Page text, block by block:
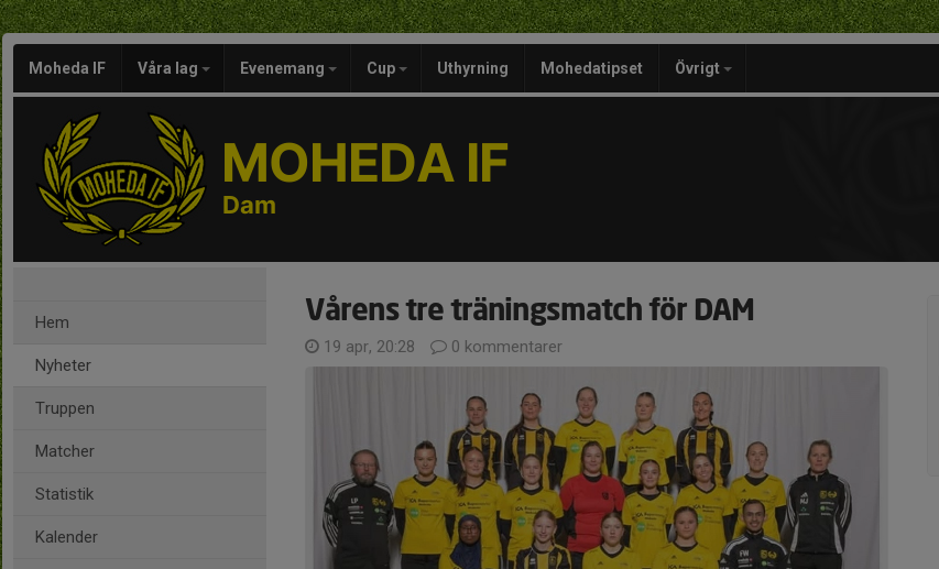
Moheda IF Våra lag Evenemang Cup Uthyrning Mohedatipset Övrigt
MOHEDA IF
Dam
Hem
Nyheter
Truppen
Matcher
Statistik
Kalender
Vårens tre träningsmatch för DAM
19 apr, 20:28 0 kommentarer